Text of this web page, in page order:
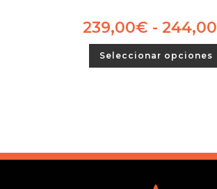
239,00€ - 244,00
Seleccionar opciones